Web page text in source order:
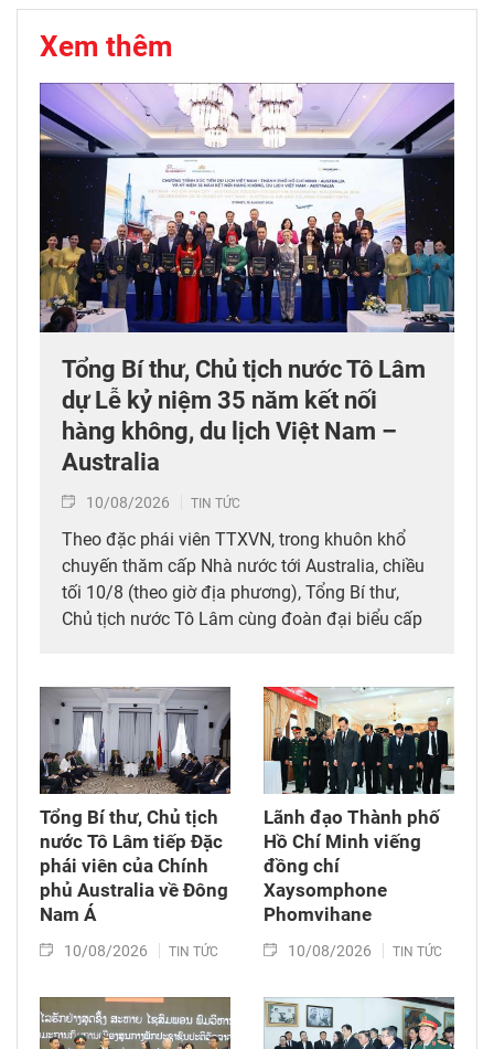
Xem thêm
Tổng Bí thư, Chủ tịch nước Tô Lâm
dự Lễ kỷ niệm 35 năm kết nối
hàng không, du lịch Việt Nam –
Australia
10/08/2026 TIN TỨC
Theo đặc phái viên TTXVN, trong khuôn khổ
chuyến thăm cấp Nhà nước tới Australia, chiều
tối 10/8 (theo giờ địa phương), Tổng Bí thư,
Chủ tịch nước Tô Lâm cùng đoàn đại biểu cấp
Tổng Công ty hàng không Việt Nam (Vietnam
Airlines).
Tổng Bí thư, Chủ tịch
nước Tô Lâm tiếp Đặc
phái viên của Chính
phủ Australia về Đông
Nam Á
10/08/2026 TIN TỨC
Lãnh đạo Thành phố
Hồ Chí Minh viếng
đồng chí
Xaysomphone
Phomvihane
10/08/2026 TIN TỨC